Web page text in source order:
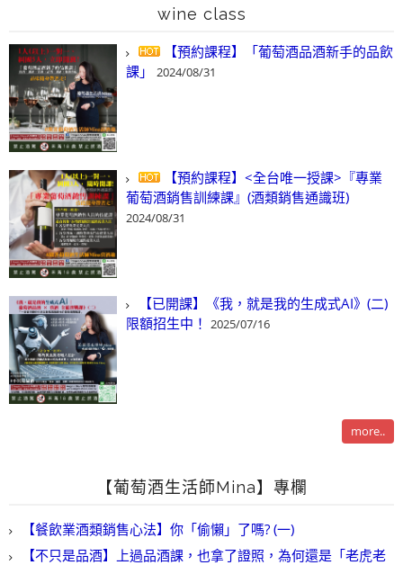
wine class
【預約課程】「葡萄酒品酒新手的品飲
課」
2024/08/31
【預約課程】<全台唯一授課>『專業
葡萄酒銷售訓練課』(酒類銷售通識班)
2024/08/31
【已開課】《我，就是我的生成式AI》(二)
限額招生中！ 2025/07/16
more..
【葡萄酒生活師Mina】專欄
【餐飲業酒類銷售心法】你「偷懶」了嗎? (一)
【不只是品酒】上過品酒課，也拿了證照，為何還是「老虎老